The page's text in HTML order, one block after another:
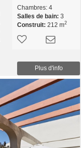
Chambres: 4
Salles de bain: 3
Construit: 212 m2
Plus d'info